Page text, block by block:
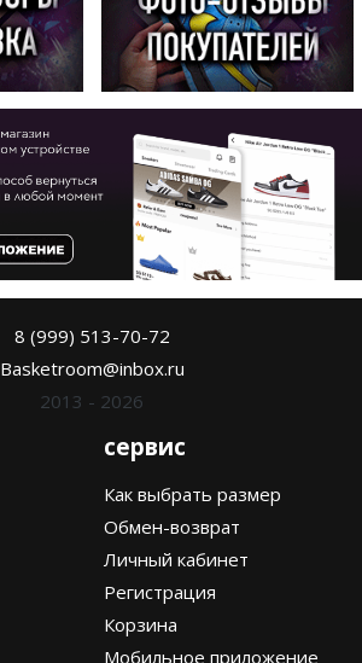
8 (999) 513-70-72
Basketroom@inbox.ru
2013 - 2026
сервис
Как выбрать размер
Обмен-возврат
Личный кабинет
Регистрация
Корзина
Мобильное приложение